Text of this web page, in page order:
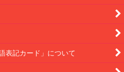
表記カード」について